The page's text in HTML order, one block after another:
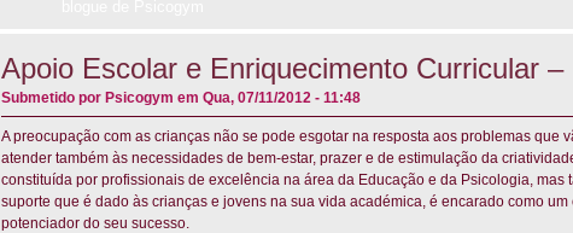
Apoio Escolar e Enriquecimento Curricular –
Submetido por Psicogym em Qua, 07/11/2012 - 11:48
A preocupação com as crianças não se pode esgotar na resposta aos problemas que
atender também às necessidades de bem-estar, prazer e de estimulação da
constituída por profissionais de excelência na área da Educação e da Psicologia, mas
suporte que é dado às crianças e jovens na sua vida académica, é encarado como um
potenciador do seu sucesso.